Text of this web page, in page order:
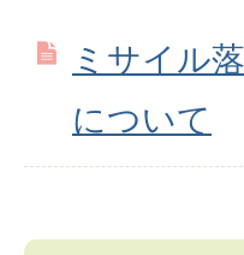
ミサイル
について